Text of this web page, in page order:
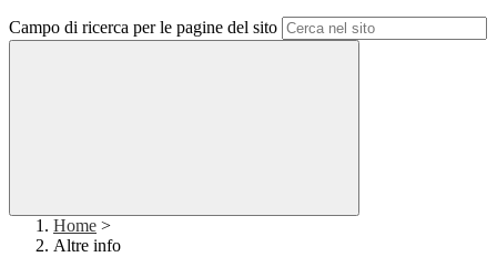
Campo di ricerca per le pagine del sito
Home >
Altre info